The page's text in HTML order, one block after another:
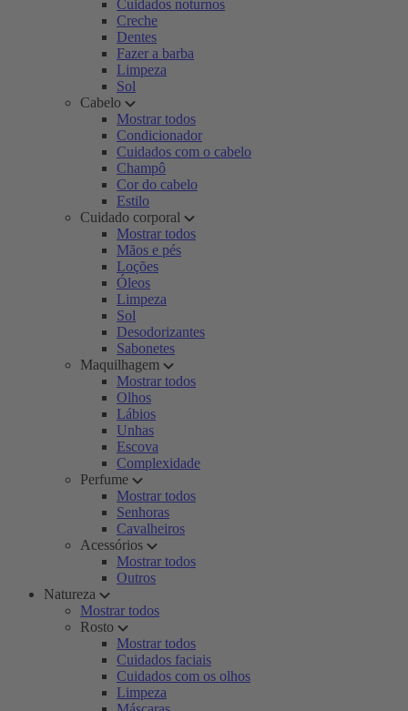
Cuidados noturnos
Creche
Dentes
Fazer a barba
Limpeza
Sol
Cabelo
Mostrar todos
Condicionador
Cuidados com o cabelo
Champô
Cor do cabelo
Estilo
Cuidado corporal
Mostrar todos
Mãos e pés
Loções
Óleos
Limpeza
Sol
Desodorizantes
Sabonetes
Maquilhagem
Mostrar todos
Olhos
Lábios
Unhas
Escova
Complexidade
Perfume
Mostrar todos
Senhoras
Cavalheiros
Acessórios
Mostrar todos
Outros
Natureza
Mostrar todos
Rosto
Mostrar todos
Cuidados faciais
Cuidados com os olhos
Limpeza